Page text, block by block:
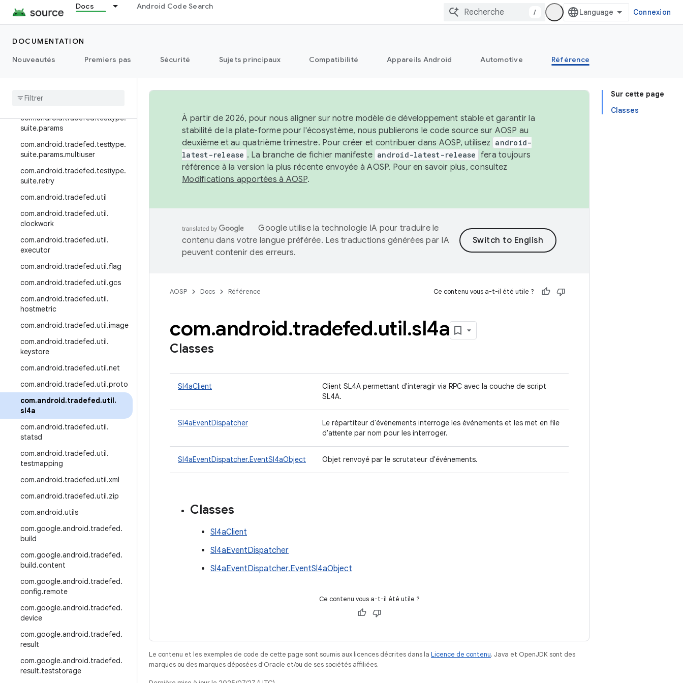
Docs Android Code Search
/ Connexion
DOCUMENTATION
Nouveautés
Premiers pas Sécurité Sujets principaux Compatibilité Appareils Android Automotive Référence
com.android.tradefed.testtype.r
etry
com.android.tradefed.testtype.r
com .android tradefed.testtype .
suite .module
com.android.tradefed.testtype.
suite.params
com.android.tradefed.testtype.
suite.params.multiuser
com.android.tradefed.testtype.
suite.retry
com.android.tradefed.util
com.android.tradefed.util.
clockwork
com.android.tradefed.util.
executor
com.android.tradefed.util.flag
com.android.tradefed.util.gcs
com.android.tradefed.util.
hostmetric
com.android.tradefed.util.image
com.android.tradefed.util.
keystore
com.android.tradefed.util.net
com.android.tradefed.util.proto
com.android.tradefed.util.
sl4a
com.android.tradefed.util.
statsd
com.android.tradefed.util.
testmapping
com.android.tradefed.util.xml
com.android.tradefed.util.zip
com.android.utils
com.google.android.tradefed.
build
com.google.android.tradefed.
build.content
com.google.android.tradefed.
config.remote
com.google.android.tradefed.
device
com.google.android.tradefed.
result
com.google.android.tradefed.
result.teststorage
Sur cette page
Classes
À partir de 2026, pour nous aligner sur notre modèle de développement stable et garantir la
stabilité de la plate-forme pour l'écosystème, nous publierons le code source sur AOSP au
deuxième et au quatrième trimestre. Pour créer et contribuer dans AOSP, utilisez android-
latest-release . La branche de fichier manifeste android-latest-release fera toujours
référence à la version la plus récente envoyée à AOSP. Pour en savoir plus, consultez
Modifications apportées à AOSP.
Google utilise la technologie IA pour traduire le
contenu dans votre langue préférée. Les traductions générées par IA
peuvent contenir des erreurs.
AOSP Docs Référence Ce contenu vous a-t-il été utile ?
com.android.tradefed.util.sl4a
Classes
Sl4aClient
Client SL4A permettant d'interagir via RPC avec la couche de script
SL4A.
Sl4aEventDispatcher
Le répartiteur d'événements interroge les événements et les met en file
d'attente par nom pour les interroger.
Sl4aEventDispatcher.EventSl4aObject Objet renvoyé par le scrutateur d'événements.
Classes
Sl4aClient
Sl4aEventDispatcher
Sl4aEventDispatcher.EventSl4aObject
Ce contenu vous a-t-il été utile ?
Le contenu et les exemples de code de cette page sont soumis aux licences décrites dans la Licence de contenu. Java et OpenJDK sont des
marques ou des marques déposées d'Oracle et/ou de ses sociétés affiliées.